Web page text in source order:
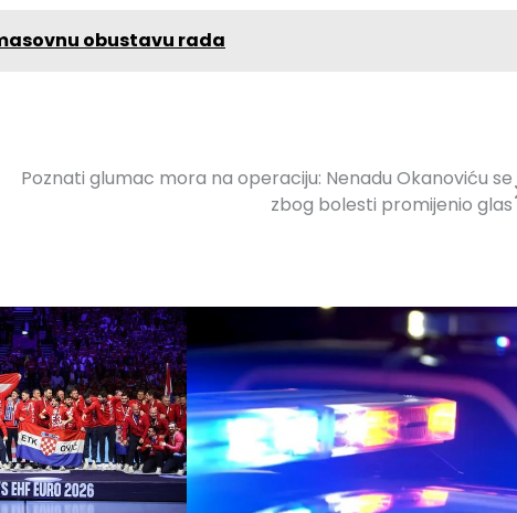
obustavu rada
Poznati glumac mora na operaciju: Nenadu Okanoviću se
zbog bolesti promijenio glas